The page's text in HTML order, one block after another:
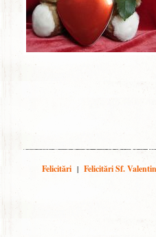
Felicitări | Felicitări Sf. Valentin